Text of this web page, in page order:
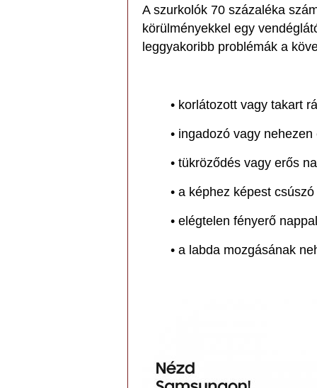
A szurkolók 70 százaléka
körülményekkel egy
leggyakoribb problémák a
• korlátozott vagy takart
• ingadozó vagy
• tükröződés vagy erős
• a képhez képest
• elégtelen fényerő
• a labda mozgásának